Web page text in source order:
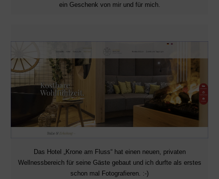
ein Geschenk von mir und für mich.
Das Hotel „Krone am Fluss“ hat einen neuen, privaten
Wellnessbereich für seine Gäste gebaut und ich durfte als erstes
schon mal Fotografieren. :-)